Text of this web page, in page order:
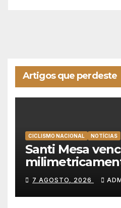
Artigos que perdeste
CICLISMO NACIONAL NOTÍCIAS
Santi Mesa
Albufeira, Rui
mantém a
Portugal
7 AGOSTO, 2026